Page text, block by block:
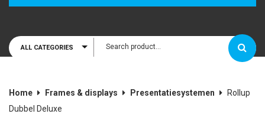
ALL CATEGORIES
Home Frames & displays Presentatiesystemen
Rollup
Dubbel Deluxe